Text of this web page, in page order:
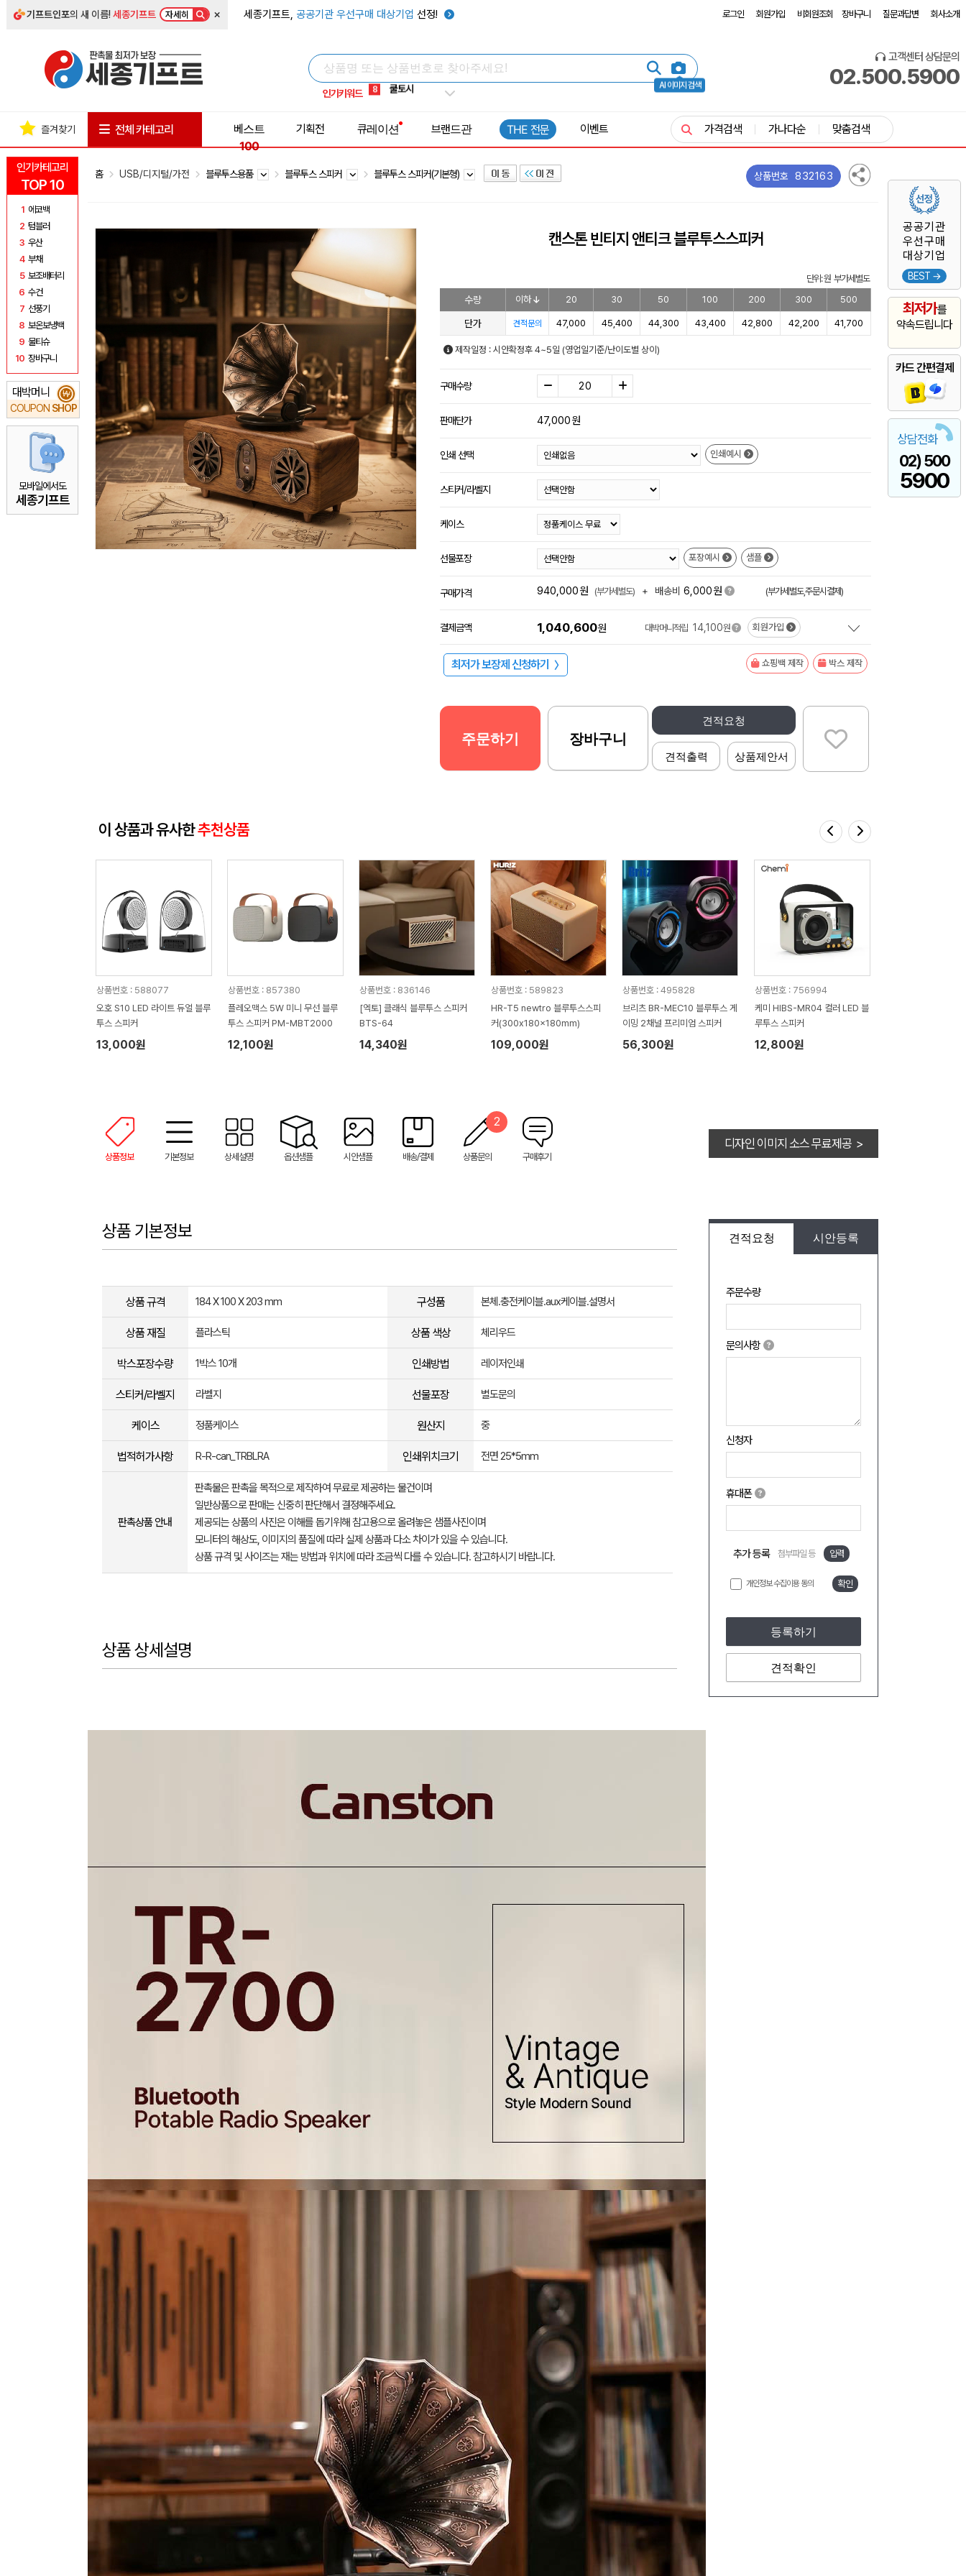
기프트인포의 새 이름!세종기프트 자세히 × 세종기프트, 공공기관 우선구매 대상기업 선정! 로그인 회원가입 비회원조회 장바구니 질문과답변 회사소개
AI 이미지 검색
인기키워드
5 키캡
8 쿨토시
9 넥쿨러
1 선풍기
고객센터 상담문의
02.500.5900
인기카테고리
TOP 10
1 에코백
2 텀블러
3 우산
4 부채
5 보조배터리
6 수건
7 선풍기
8 보온보냉백
9 물티슈
10 장바구니
대박머니
COUPON SHOP
₩
모바일에서도
세종기프트
공공기관
우선구매
대상기업
BEST →
최저가를
약속드립니다
카드 간편결제
상담전화
02) 500
5900
즐겨찾기 전체 카테고리
베스트
100
기획전 큐레이션 브랜드관 THE 전문 이벤트 가격검색 가나다순 맞춤검색
홈 USB/디지털/가전 블루투스용품 블루투스 스피커 블루투스 스피커(기본형) 상품번호 832163
캔스톤 빈티지 앤티크 블루투스스피커
단위: 원 부가세별도
수량 이하 20 30 50 100 200 300 500
단가 견적문의 47,000 45,400 44,300 43,400 42,800 42,200 41,700
제작일정 : 시안확정후 4~5일 (영업일기준/난이도별 상이)
구매수량
판매단가 47,000원
인쇄 선택 인쇄예시
스티커/라벨지
케이스
선물포장 포장예시 샘플
구매가격 940,000원 (부가세별도) + 배송비 6,000원 (부가세별도,주문시결제)
결제금액 1,040,600원 대박머니적립 14,100원 회원가입
최저가 보장제 신청하기 〉 쇼핑백 제작 박스 제작
견적요청
견적출력 상품제안서
주문하기 장바구니
이 상품과 유사한추천상품
상품번호 : 588077
오호 S10 LED 라이트 듀얼 블루
투스 스피커
13,000원
상품번호 : 857380
플레오맥스 5W 미니 무선 블루
투스 스피커 PM-MBT2000
12,100원
상품번호 : 836146
[엑토] 클래식 블루투스 스피커
BTS-64
14,340원
상품번호 : 589823
HR-T5 newtro 블루투스스피
커(300x180x180mm)
109,000원
상품번호 : 495828
브리츠 BR-MEC10 블루투스 게
이밍 2채널 프리미엄 스피커
56,300원
상품번호 : 756994
케미 HIBS-MR04 컬러 LED 블
루투스 스피커
12,800원
상품정보 기본정보 상세설명 옵션샘플 시안샘플 배송/결제 상품문의
2
구매후기
디자인 이미지 소스 무료제공 >
견적요청 시안등록
주문수량
문의사항
신청자
휴대폰
추가 등록 첨부파일 등 입력
개인정보 수집이용 동의 확인
등록하기
견적확인
상품 기본정보
상품 규격 184 X 100 X 203 mm 구성품 본체.충전케이블.aux케이블.설명서
상품 재질 플라스틱 상품 색상 체리우드
박스포장수량 1박스 10개 인쇄방법 레이저인쇄
스티커/라벨지 라벨지 선물포장 별도문의
케이스 정품케이스 원산지 중
법적허가사항 R-R-can_TRBLRA 인쇄위치크기 전면 25*5mm
판촉상품 안내
판촉물은 판촉을 목적으로 제작하여 무료로 제공하는 물건이며
일반상품으로 판매는 신중히 판단해서 결정해주세요.
제공되는 상품의 사진은 이해를 돕기위해 참고용으로 올려놓은 샘플사진이며
모니터의 해상도, 이미지의 품질에 따라 실제 상품과 다소 차이가 있을 수 있습니다.
상품 규격 및 사이즈는 재는 방법과 위치에 따라 조금씩 다를 수 있습니다. 참고하시기 바랍니다.
상품 상세설명